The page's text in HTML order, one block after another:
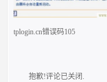
tplogin.cn错误码105
抱歉!评论已关闭.